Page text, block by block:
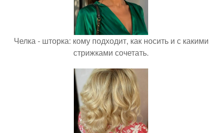
Челка - шторка: кому подходит, как носить и с какими
стрижками сочетать.